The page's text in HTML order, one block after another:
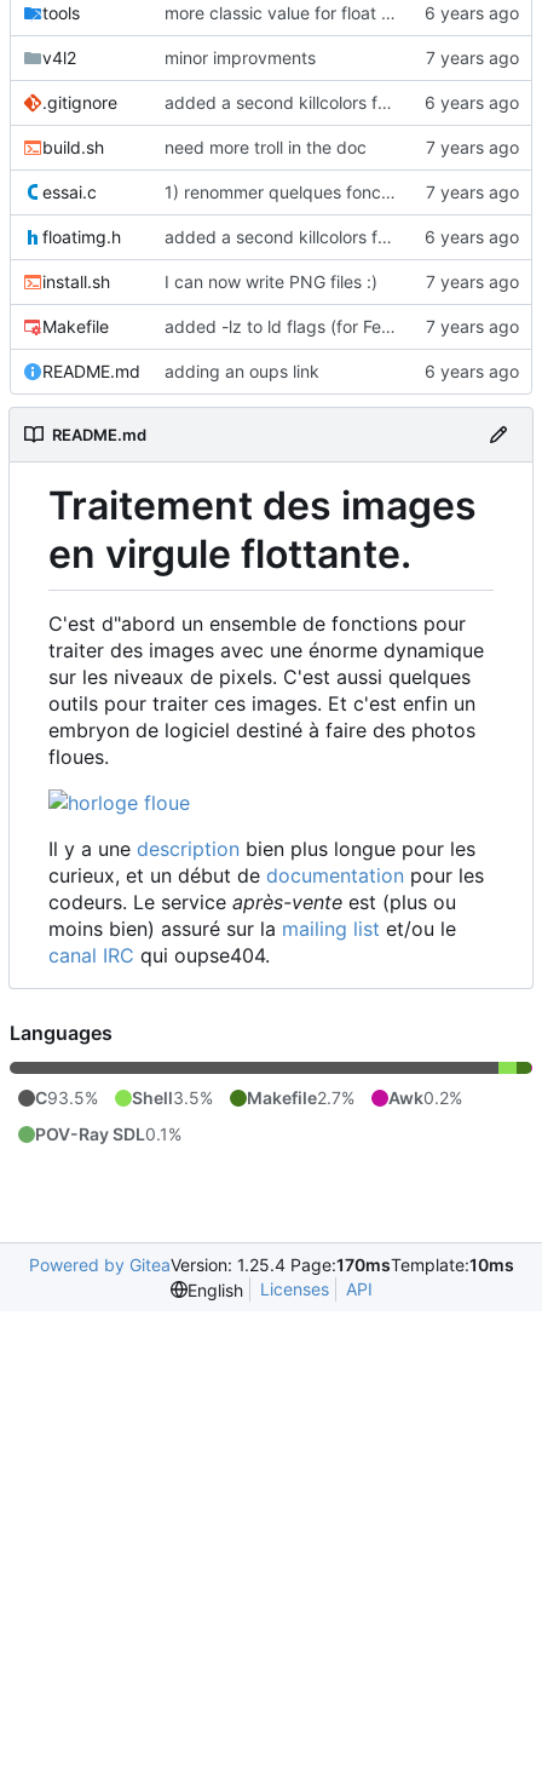
tools more classic value for float default parameter
v4l2 minor improvments
.gitignore added a second killcolors function
build.sh need more troll in the doc
essai.c 1) renommer quelques fonctions dans lib/operators.c
floatimg.h added a second killcolors function
install.sh I can now write PNG files :)
Makefile added -lz to ld flags (for Fedora ?)
README.md adding an oups link
README.md
Traitement des images
en virgule flottante.
C'est d"abord un ensemble de fonctions pour
traiter des images avec une énorme dynamique
sur les niveaux de pixels. C'est aussi quelques
outils pour traiter ces images. Et c'est enfin un
embryon de logiciel destiné à faire des photos
floues.
Il y a une description bien plus longue pour les
curieux, et un début de documentation pour les
codeurs. Le service après-vente est (plus ou
moins bien) assuré sur la mailing list et/ou le
canal IRC qui oupse404.
Languages
C93.5% Shell3.5% Makefile2.7% Awk0.2%
POV-Ray SDL0.1%
Powered by GiteaVersion: 1.25.4 Page:170msTemplate:10ms
English
Licenses API